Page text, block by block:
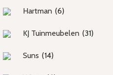
Hartman (6)
KJ Tuinmeubelen (31)
Suns (14)